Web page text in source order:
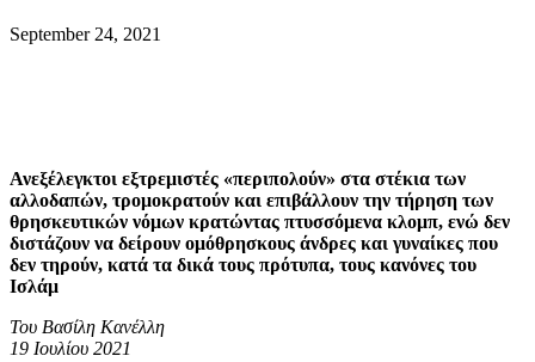
September 24, 2021
Ανεξέλεγκτοι εξτρεμιστές «περιπολούν» στα στέκια των
αλλοδαπών, τρομοκρατούν και επιβάλλουν την τήρηση των
θρησκευτικών νόμων κρατώντας πτυσσόμενα κλομπ, ενώ δεν
διστάζουν να δείρουν ομόθρησκους άνδρες και γυναίκες που
δεν τηρούν, κατά τα δικά τους πρότυπα, τους κανόνες του
Ισλάμ
Του Βασίλη Κανέλλη
19 Ιουλίου 2021